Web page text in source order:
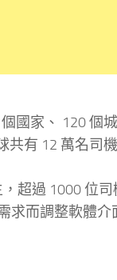
國家、 120 個
有 12 萬名司
超過 1000 位
求而調整軟體